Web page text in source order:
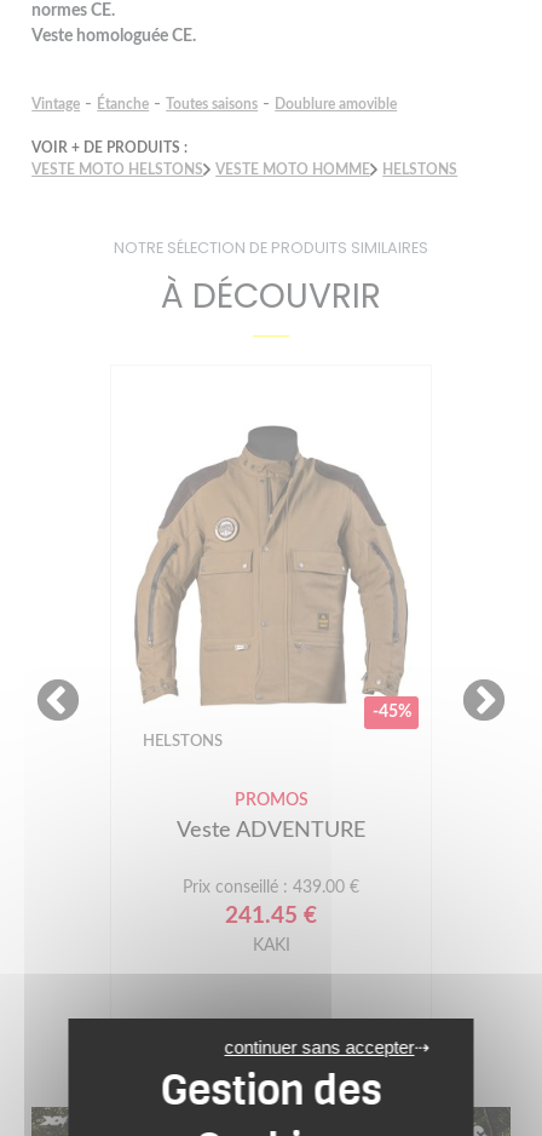
normes CE.
Veste homologuée CE.
Vintage - Étanche - Toutes saisons - Doublure amovible
VOIR + DE PRODUITS :
VESTE MOTO HELSTONS
VESTE MOTO HOMME HELSTONS
NOTRE SÉLECTION DE PRODUITS SIMILAIRES
À DÉCOUVRIR
-45%
HELSTONS
PROMOS
Veste ADVENTURE
Prix conseillé : 439.00 €
241.45 €
KAKI
continuer sans accepter